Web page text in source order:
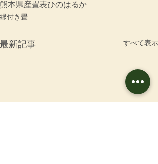
熊本県産畳表ひのはるか
縁付き畳
最新記事 すべて表示